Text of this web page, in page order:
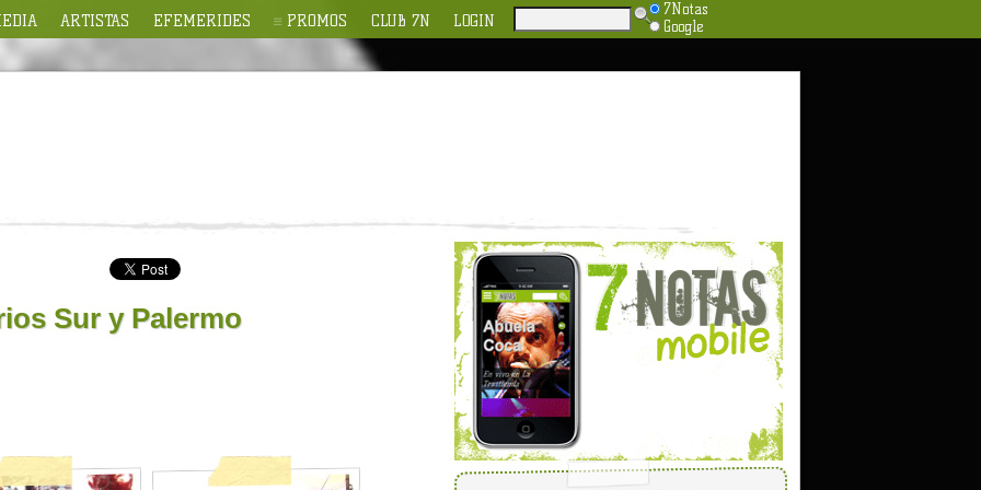
ARTISTAS EFEMERIDES PROMOS CLUB 7N LOGIN
7Notas
Google
Sur y Palermo